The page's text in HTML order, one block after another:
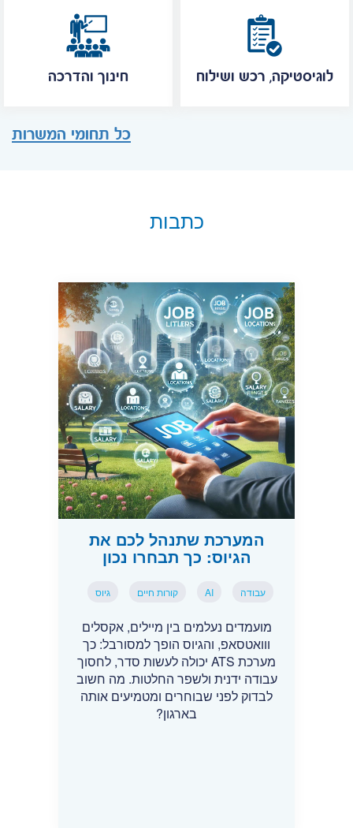
חינוך והדרכה לוגיסטיקה, רכש ושילוח
כל תחומי המשרות
כתבות
המערכת שתנהל לכם את
הגיוס: כך תבחרו נכון
עבודה AI קורות חיים גיוס
מועמדים נעלמים בין מיילים, אקסלים
ווואטסאפ, והגיוס הופך למסורבל: כך
מערכת ATS יכולה לעשות סדר, לחסוך
עבודה ידנית ולשפר החלטות. מה חשוב
לבדוק לפני שבוחרים ומטמיעים אותה
בארגון?